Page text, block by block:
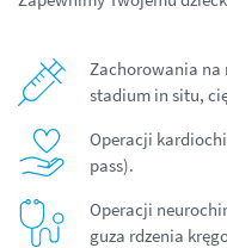
Zachorowania na
stadium in situ,
Operacji
pass).
Operacji
guza rdzenia